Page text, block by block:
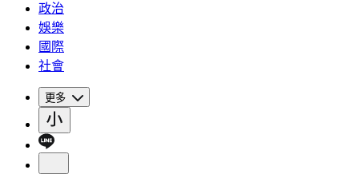
政治
娛樂
國際
社會
更多